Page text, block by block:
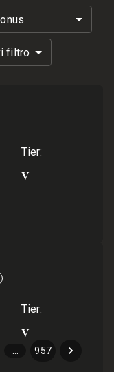
filtro
Tier:
V
Tier:
V
957